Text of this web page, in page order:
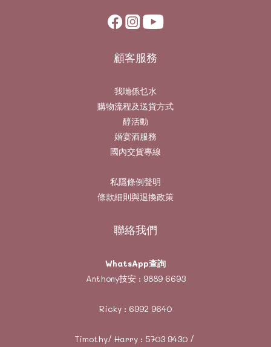
顧客服務
我哋係乜水
購物流程及送貨方式
醇活動
婚宴酒服務
國內交貨專線
私隱條例聲明
條款細則與退換政策
聯絡我們
WhatsApp查詢
Anthony技安 : 9889 6693
Ricky : 6992 9640
Timothy/ Harry : 5703 9430/